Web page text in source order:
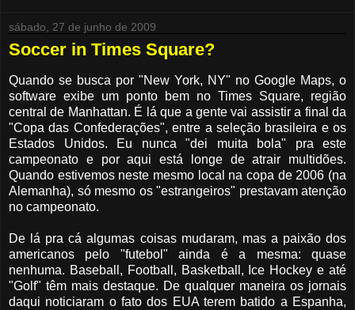
sábado, 27 de junho de 2009
Soccer in Times Square?
Quando se busca por "New York, NY" no Google Maps, o
software exibe um ponto bem no Times Square, região
central de Manhattan. É lá que a gente vai assistir a final da
"Copa das Confederações", entre a seleção brasileira e os
Estados Unidos. Eu nunca "dei muita bola" pra este
campeonato e por aqui está longe de atrair multidões.
Quando estivemos neste mesmo local na copa de 2006 (na
Alemanha), só mesmo os "estrangeiros" prestavam atenção
no campeonato.
De lá pra cá algumas coisas mudaram, mas a paixão dos
americanos pelo "futebol" ainda é a mesma: quase
nenhuma. Baseball, Football, Basketball, Ice Hockey e até
"Golf" têm mais destaque. De qualquer maneira os jornais
daqui noticiaram o fato dos EUA terem batido a Espanha,